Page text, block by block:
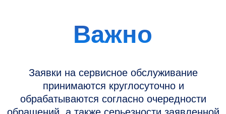
Контакты